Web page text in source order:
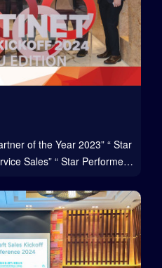
Sales” “ Star Performer